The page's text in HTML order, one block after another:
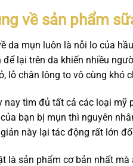
về sản phẩm
da mụn luôn là nỗi lo của
lại trên da khiến nhiều
lỗ chân lông to vô cùng khó
nay tìm đủ tất cả các loại
bạn bị mụn thì nguyên
này lại tác động rất lớn
là sản phẩm cơ bản nhất